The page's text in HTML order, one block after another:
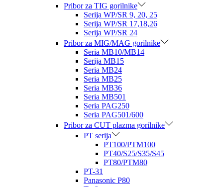
Pribor za TIG gorilnike
Serija WP/SR 9, 20, 25
Serija WP/SR 17,18,26
Serija WP/SR 24
Pribor za MIG/MAG gorilnike
Seria MB10/MB14
Serija MB15
Seria MB24
Seria MB25
Seria MB36
Seria MB501
Seria PAG250
Seria PAG501/600
Pribor za CUT plazma gorilnike
PT serija
PT100/PTM100
PT40/S25/S35/S45
PT80/PTM80
PT-31
Panasonic P80